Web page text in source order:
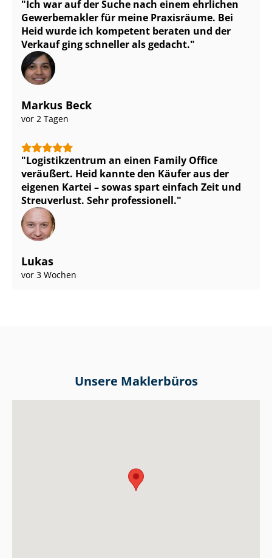
Ich war auf der Suche nach einem ehrlichen
Gewerbemakler für meine Praxisräume. Bei
Heid wurde ich kompetent beraten und der
Verkauf ging schneller als gedacht.
Markus Beck
vor 2 Tagen
Logistikzentrum an einen Family Office
veräußert. Heid kannte den Käufer aus der
eigenen Kartei – sowas spart einfach Zeit und
Streuverlust. Sehr professionell.
Lukas
vor 3 Wochen
Unsere Maklerbüros